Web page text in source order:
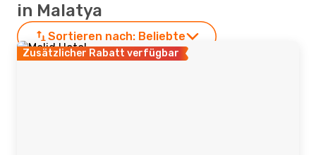
in Malatya
Sortieren nach: Beliebte
Zusätzlicher Rabatt verfügbar